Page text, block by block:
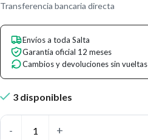
Transferencia bancaria directa
Envíos a toda Salta
Garantía oficial 12 meses
Cambios y devoluciones sin vueltas
3 disponibles